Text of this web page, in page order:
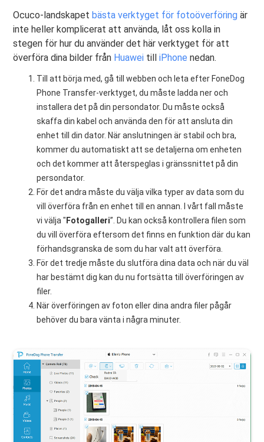
Ocuco-landskapet bästa verktyget för fotoöverföring är
inte heller komplicerat att använda, låt oss kolla in
stegen för hur du använder det här verktyget för att
överföra dina bilder från Huawei tilliPhone nedan.
Till att börja med, gå till webben och leta efter FoneDog
Phone Transfer-verktyget, du måste ladda ner och
installera det på din persondator. Du måste också
skaffa din kabel och använda den för att ansluta din
enhet till din dator. När anslutningen är stabil och bra,
kommer du automatiskt att se detaljerna om enheten
och det kommer att återspeglas i gränssnittet på din
persondator.
För det andra måste du välja vilka typer av data som du
vill överföra från en enhet till en annan. I vårt fall måste
vi välja "Fotogalleri”. Du kan också kontrollera filen som
du vill överföra eftersom det finns en funktion där du kan
förhandsgranska de som du har valt att överföra.
För det tredje måste du slutföra dina data och när du väl
har bestämt dig kan du nu fortsätta till överföringen av
filer.
När överföringen av foton eller dina andra filer pågår
behöver du bara vänta i några minuter.